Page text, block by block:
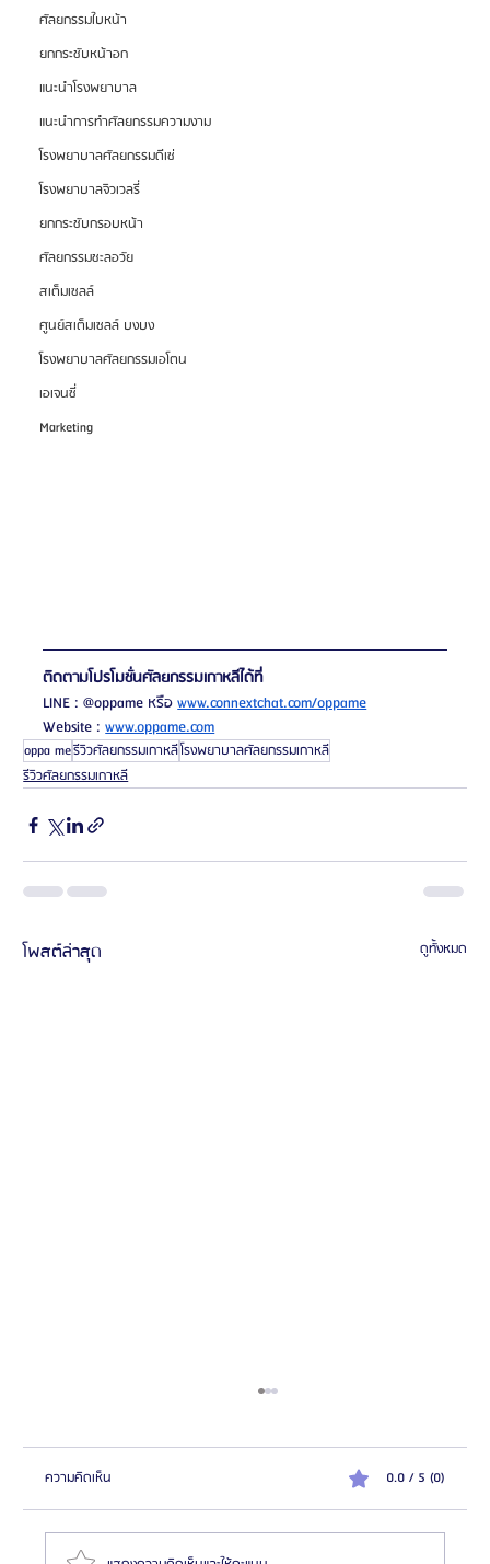
ศัลยกรรมใบหน้า
ยกกระชับหน้าอก
แนะนำโรงพยาบาล
แนะนำการทำศัลยกรรมความงาม
โรงพยาบาลศัลยกรรมดีเซ่
โรงพยาบาลจิวเวลรี่
ยกกระชับกรอบหน้า
ศัลยกรรมชะลอวัย
สเต็มเซลล์
ศูนย์สเต็มเซลล์ บงบง
โรงพยาบาลศัลยกรรมเอโตน
เอเจนซี่
Marketing
ติดตามโปรโมชั่นศัลยกรรมเกาหลีได้ที่
LINE : @oppame หรือ www.connextchat.com/oppame
Website : www.oppame.com
oppa meรีวิวศัลยกรรมเกาหลีโรงพยาบาลศัลยกรรมเกาหลี
รีวิวศัลยกรรมเกาหลี
โพสต์ล่าสุด ดูทั้งหมด
ความคิดเห็น 0.0 / 5 (0)